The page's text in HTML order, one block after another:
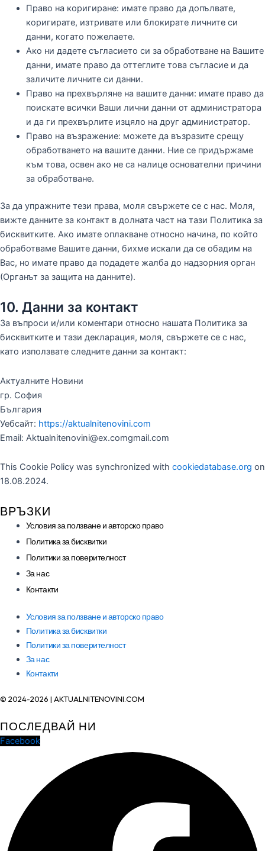
Право на коригиране: имате право да допълвате,
коригирате, изтривате или блокирате личните си
данни, когато пожелаете.
Ако ни дадете съгласието си за обработване на Вашите
данни, имате право да оттеглите това съгласие и да
заличите личните си данни.
Право на прехвърляне на вашите данни: имате право да
поискате всички Ваши лични данни от администратора
и да ги прехвърлите изцяло на друг администратор.
Право на възражение: можете да възразите срещу
обработването на вашите данни. Ние се придържаме
към това, освен ако не са налице основателни причини
за обработване.
За да упражните тези права, моля свържете се с нас. Моля,
вижте данните за контакт в долната част на тази Политика за
бисквитките. Ако имате оплакване относно начина, по който
обработваме Вашите данни, бихме искали да се обадим на
Вас, но имате право да подадете жалба до надзорния орган
(Органът за защита на данните).
10. Данни за контакт
За въпроси и/или коментари относно нашата Политика за
бисквитките и тази декларация, моля, свържете се с нас,
като използвате следните данни за контакт:
Актуалните Новини
гр. София
България
Уебсайт: https://aktualnitenovini.com
Email: Aktualnitenovini@ex.comgmail.com
This Cookie Policy was synchronized with cookiedatabase.org on
18.08.2024.
ВРЪЗКИ
Условия за ползване и авторско право
Политика за бисквитки
Политики за поверителност
За нас
Контакти
Условия за ползване и авторско право
Политика за бисквитки
Политики за поверителност
За нас
Контакти
© 2024-2026 | AKTUALNITENOVINI.COM
ПОСЛЕДВАЙ НИ
Facebook